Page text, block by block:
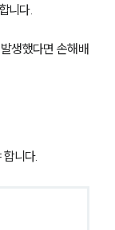
니다.
생했다면 손해배
니다.